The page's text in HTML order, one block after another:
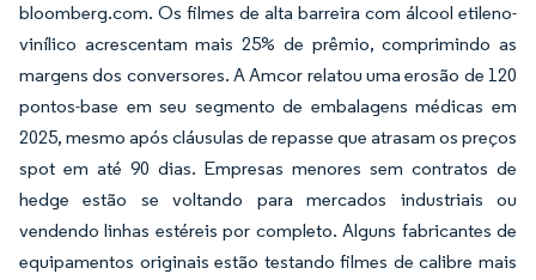
bloomberg.com. Os filmes de alta barreira com álcool etileno-
vinílico acrescentam mais 25% de prêmio, comprimindo as
margens dos conversores. A Amcor relatou uma erosão de 120
pontos-base em seu segmento de embalagens médicas em
2025, mesmo após cláusulas de repasse que atrasam os preços
spot em até 90 dias. Empresas menores sem contratos de
hedge estão se voltando para mercados industriais ou
vendendo linhas estéreis por completo. Alguns fabricantes de
equipamentos originais estão testando filmes de calibre mais